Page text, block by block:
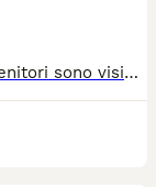
Cuccioli di Border Collie nati in casa, entrambi i genitori sono visibili in famiglia, ottimo imprinting, cresciuti liberi, abbiamo un bellissimo giardino in costiera al sole. I cuccioli sono stati sverminati due volte, primo vaccino e microchip